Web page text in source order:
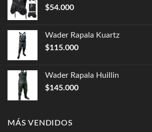
$54.000
Wader Rapala Kuartz
$115.000
Wader Rapala Huillin
$145.000
MÁS VENDIDOS